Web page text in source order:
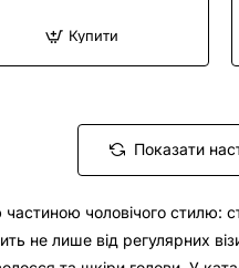
чоловічого стилю:
не лише від регулярних
Купити
Показати